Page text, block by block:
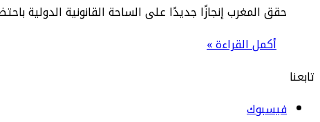
حقق المغرب إنجازًا جديدًا على الساحة القانونية الدولية
أكمل القراءة »
تابعنا
فيسبوك